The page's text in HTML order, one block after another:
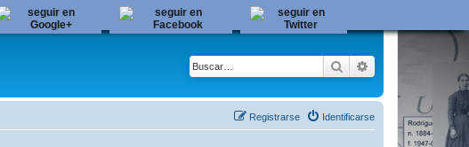
Buscar Búsqueda
Identificarse
Registrarse